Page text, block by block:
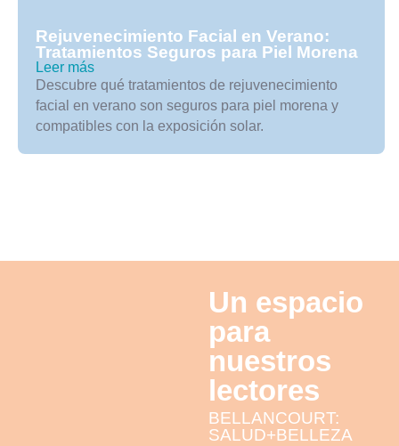
Rejuvenecimiento Facial en Verano:
Tratamientos Seguros para Piel Morena
Leer más
Descubre qué tratamientos de rejuvenecimiento
facial en verano son seguros para piel morena y
compatibles con la exposición solar.
Un espacio
para
nuestros
lectores
BELLANCOURT:
SALUD+BELLEZA